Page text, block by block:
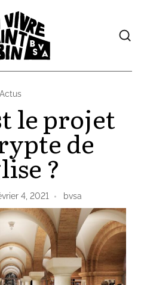
Actus
le projet
de
?
4, 2021 bvsa